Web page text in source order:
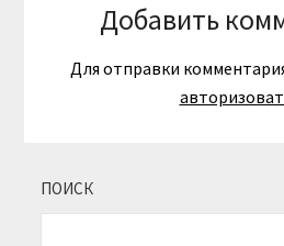
Добавить
Для отправки
ПОИСК